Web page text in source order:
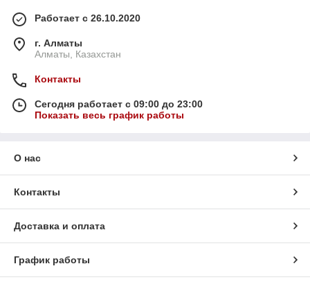
Работает с 26.10.2020
г. Алматы
Алматы, Казахстан
Контакты
Сегодня работает с 09:00 до 23:00
Показать весь график работы
О нас
Контакты
Доставка и оплата
График работы